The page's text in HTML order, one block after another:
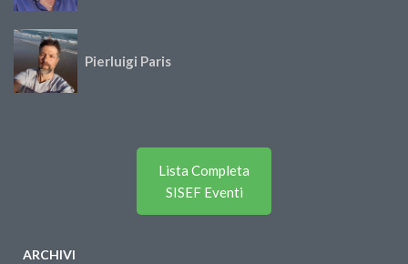
Pierluigi Paris
Lista Completa
SISEF Eventi
ARCHIVI